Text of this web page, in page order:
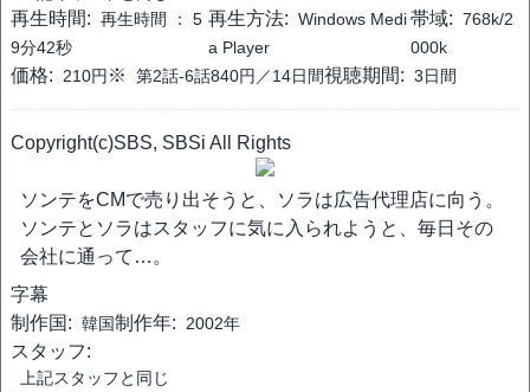
再生時間: 再生時間 ： 5
9分42秒
再生方法: Windows Medi
a Player
帯域: 768k/2
000k
価格: 210円 ※ 第2話-6話840円／14日間視聴期間: 3日間
Copyright(c)SBS, SBSi All Rights
ソンテをCMで売り出そうと、ソラは広告代理店に向う。
ソンテとソラはスタッフに気に入られようと、毎日その
会社に通って…。
字幕
制作国: 韓国制作年: 2002年
スタッフ:
上記スタッフと同じ